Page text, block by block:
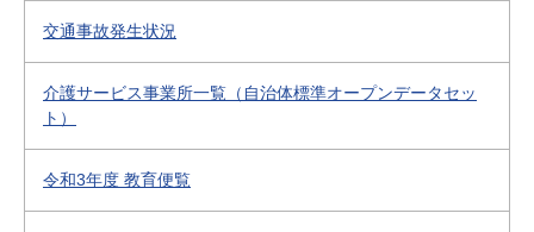
交通事故発生状況
介護サービス事業所一覧（自治体標準オープンデータセッ
ト）
令和3年度 教育便覧